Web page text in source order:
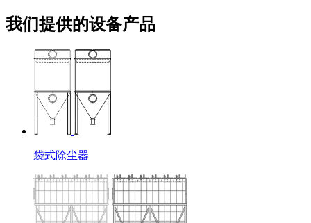
我们提供的设备产品
袋式除尘器